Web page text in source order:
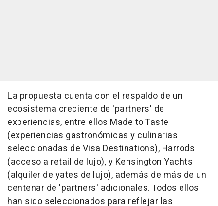
La propuesta cuenta con el respaldo de un
ecosistema creciente de 'partners' de
experiencias, entre ellos Made to Taste
(experiencias gastronómicas y culinarias
seleccionadas de Visa Destinations), Harrods
(acceso a retail de lujo), y Kensington Yachts
(alquiler de yates de lujo), además de más de un
centenar de 'partners' adicionales. Todos ellos
han sido seleccionados para reflejar las